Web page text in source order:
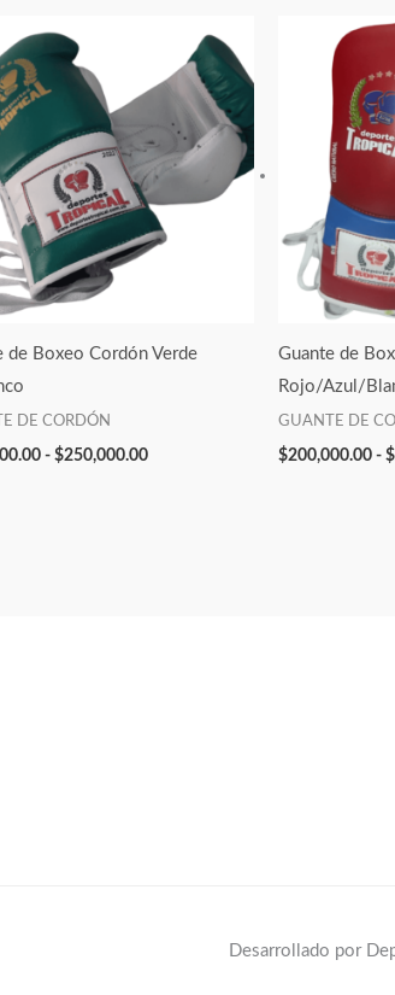
de Boxeo Cordón Verde
DE CORDÓN
- $250,000.00
precios:
desde
$200,000.00
hasta
$250,000.00
Guante de
Rojo/Azul/
GUANTE DE
$200,000.00 - $
Desarrollado por